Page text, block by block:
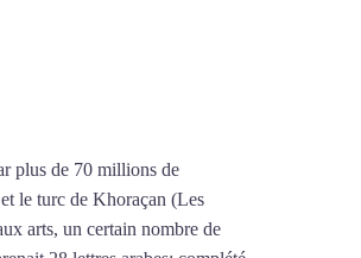
plus de 70 millions de
le turc de Khoraçan (Les
arts, un certain nombre de